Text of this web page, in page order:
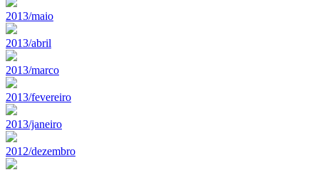
2013/maio
2013/abril
2013/marco
2013/fevereiro
2013/janeiro
2012/dezembro